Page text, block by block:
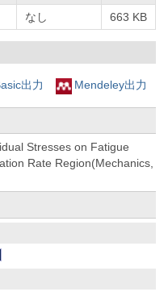
なし 663 KB
出力 Mendeley出力
Stresses on Fatigue
Rate Region(Mechanics,